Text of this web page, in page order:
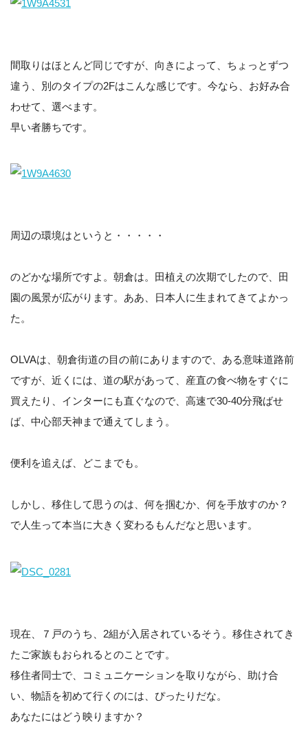
間取りはほとんど同じですが、向きによって、ちょっとずつ
違う、別のタイプの2Fはこんな感じです。今なら、お好み合
わせて、選べます。
早い者勝ちです。
周辺の環境はというと・・・・・
のどかな場所ですよ。朝倉は。田植えの次期でしたので、田
園の風景が広がります。ああ、日本人に生まれてきてよかっ
た。
OLVAは、朝倉街道の目の前にありますので、ある意味道路前
ですが、近くには、道の駅があって、産直の食べ物をすぐに
買えたり、インターにも直ぐなので、高速で30-40分飛ばせ
ば、中心部天神まで通えてしまう。
便利を追えば、どこまでも。
しかし、移住して思うのは、何を掴むか、何を手放すのか？
で人生って本当に大きく変わるもんだなと思います。
現在、７戸のうち、2組が入居されているそう。移住されてき
たご家族もおられるとのことです。
移住者同士で、コミュニケーションを取りながら、助け合
い、物語を初めて行くのには、ぴったりだな。
あなたにはどう映りますか？